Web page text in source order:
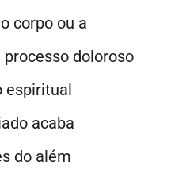
corpo ou a
doloroso
espiritual
acaba
do além